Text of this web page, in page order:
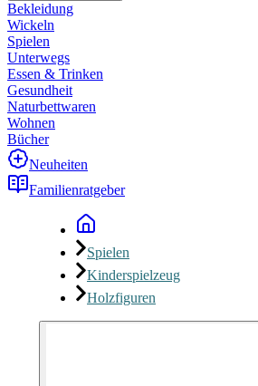
Bekleidung
Wickeln
Spielen
Unterwegs
Essen & Trinken
Gesundheit
Naturbettwaren
Wohnen
Bücher
Neuheiten
Familienratgeber
Spielen
Kinderspielzeug
Holzfiguren